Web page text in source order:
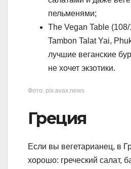
пельменями;
The Vegan Table
Tambon Talat Yai,
лучшие веганские
не хочет экзотики.
Фото: pix.avax.news
Греция
Если вы вегетарианец, в
хорошо: греческий салат,